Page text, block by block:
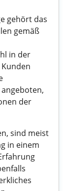
gehört das
gemäß
in der
der
sind meist
in einem